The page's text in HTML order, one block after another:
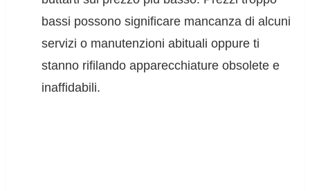
bassi possono significare mancanza di alcuni
servizi o manutenzioni abituali oppure ti
stanno rifilando apparecchiature obsolete e
inaffidabili.